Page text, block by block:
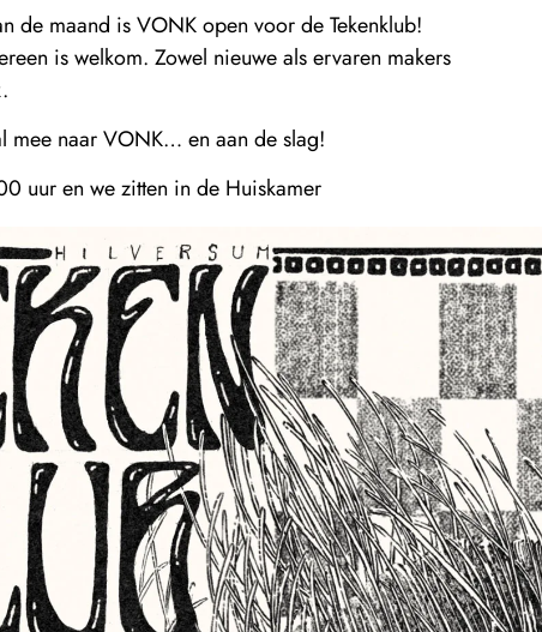
de maand is VONK open voor de Tekenklub!
is welkom. Zowel nieuwe als ervaren makers
mee naar VONK… en aan de slag!
uur en we zitten in de Huiskamer